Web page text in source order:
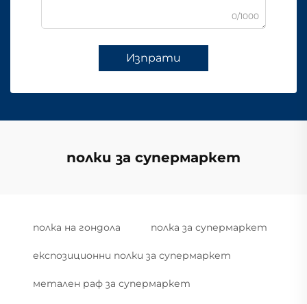
0/1000
Изпрати
полки за супермаркет
полка на гондола полка за супермаркет
експозиционни полки за супермаркет
метален раф за супермаркет